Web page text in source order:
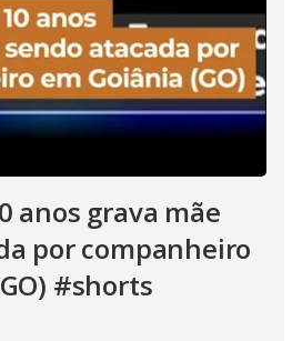
anos grava mãe
por companheiro
#shorts